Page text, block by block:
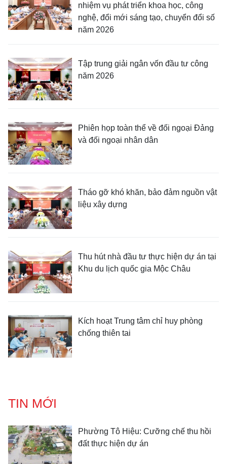
nhiệm vụ phát triển khoa học, công
nghệ, đổi mới sáng tạo, chuyển đổi số
năm 2026
Tập trung giải ngân vốn đầu tư công
năm 2026
Phiên họp toàn thể về đối ngoại Đảng
và đối ngoại nhân dân
Tháo gỡ khó khăn, bảo đảm nguồn vật
liệu xây dựng
Thu hút nhà đầu tư thực hiện dự án tại
Khu du lịch quốc gia Mộc Châu
Kích hoạt Trung tâm chỉ huy phòng
chống thiên tai
TIN MỚI
Phường Tô Hiệu: Cưỡng chế thu hồi
đất thực hiện dự án